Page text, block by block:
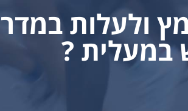
ולעלות
במעלית ?